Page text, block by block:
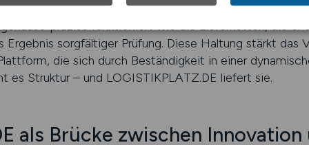
einem Umfeld, das Seriosität und Qualität garantiert.
präzise funktioniert wie die Lieferketten, die er
sorgfältiger Prüfung. Diese Haltung stärkt das
die sich durch Beständigkeit in einer
es Struktur – und LOGISTIKPLATZ.DE liefert sie.
als Brücke zwischen